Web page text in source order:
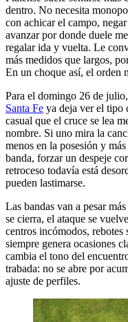
dentro. No necesita
con achicar el campo,
avanzar por donde duele
regalar ida y vuelta. Le
más medidos que largos,
En un choque así, el orden
Para el domingo 26 de
Santa Fe ya deja ver el tipo
casual que el cruce se lea
nombre. Si uno mira la
menos en la posesión y
banda, forzar un despeje
retroceso todavía está
pueden lastimarse.
Las bandas van a pesar
se cierra, el ataque se
centros incómodos, rebotes
siempre genera ocasiones
cambia el tono del
trabada: no se abre por
ajuste de perfiles.